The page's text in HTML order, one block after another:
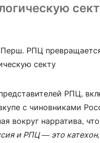
РПЦ,
с чиновниками
вокруг нарратива,
и РПЦ — это